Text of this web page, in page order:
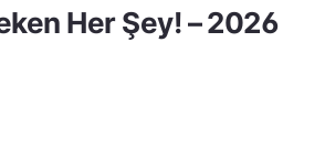
Her Şey! – 2026